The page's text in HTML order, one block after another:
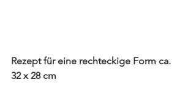
Rezept für eine rechteckige Form ca.
32 x 28 cm